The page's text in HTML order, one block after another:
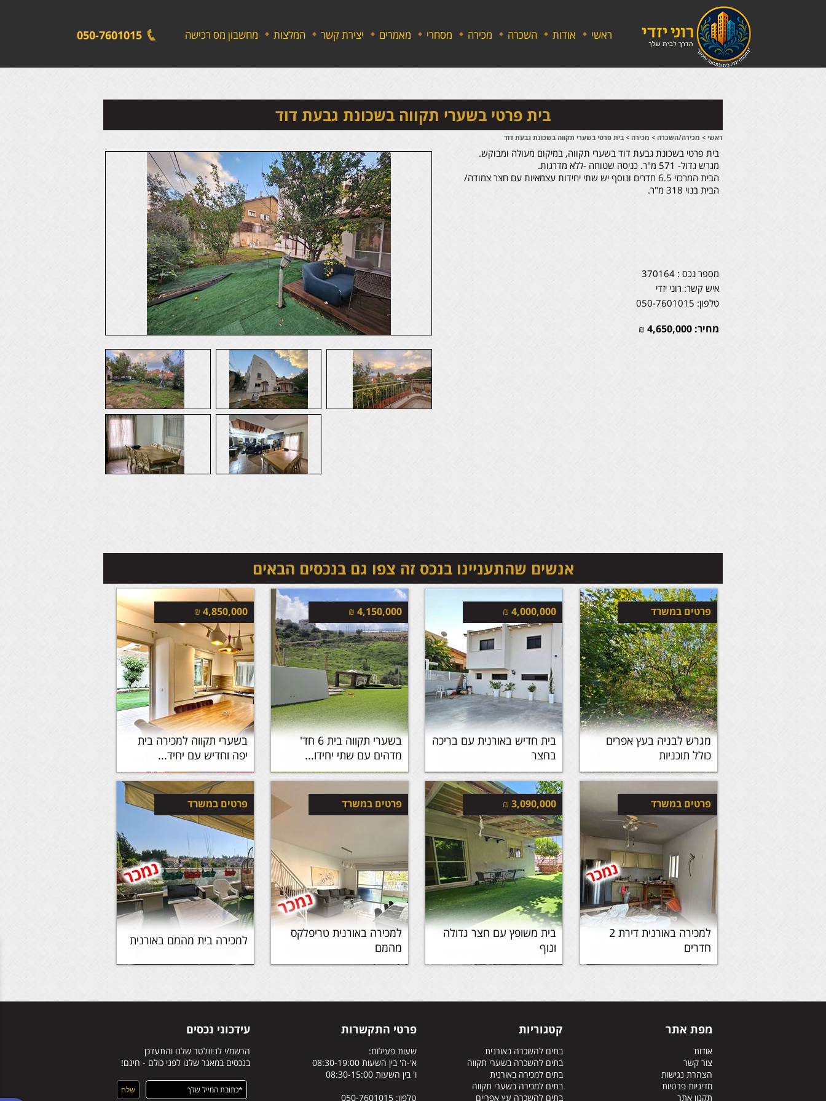
ראשי אודות השכרה מכירה מסחרי מאמרים יצירת קשר המלצות מחשבון מס רכישה 050-7601015
בית פרטי בשערי תקווה בשכונת גבעת דוד
ראשי > מכירה/השכרה > מכירה > בית פרטי בשערי תקווה בשכונת גבעת דוד
בית פרטי בשכונת גבעת דוד בשערי תקווה, במיקום מעולה ומבוקש.
מגרש גדול- 571 מ"ר. כניסה שטוחה -ללא מדרגות.
הבית המרכזי 6.5 חדרים ונוסף יש שתי יחידות עצמאיות עם חצר צמודה/
הבית בנוי 318 מ"ר.
מספר נכס : 370164
איש קשר: רוני יזדי
טלפון: 050-7601015
מחיר: 4,650,000
₪
אנשים שהתעניינו בנכס זה צפו גם בנכסים הבאים
פרטים במשרד
מגרש לבניה בעץ אפרים
כולל תוכניות
4,000,000
₪
בית חדיש באורנית עם בריכה
בחצר
4,150,000
₪
בשערי תקווה בית 6 חד'
מדהים עם שתי יחידו...
4,850,000
₪
בשערי תקווה למכירה בית
יפה וחדיש עם יחיד...
פרטים במשרד
למכירה באורנית דירת 2
חדרים
3,090,000
₪
בית משופץ עם חצר גדולה
ונוף
פרטים במשרד
למכירה באורנית טריפלקס
מהמם
פרטים במשרד
למכירה בית מהמם באורנית
מפת אתר קטגוריות פרטי התקשרות עידכוני נכסים
אודות
צור קשר
הצהרת נגישות
מדיניות פרטיות
תקנון אתר
בתים להשכרה באורנית
בתים להשכרה בשערי תקווה
בתים למכירה באורנית
בתים למכירה בשערי תקווה
בתים להשכרה עץ אפריים
שעות פעילות:
א'-ה' בין השעות 08:30-19:00
ו' בין השעות 08:30-15:00
טלפון: 050-7601015
הרשמ/י לניוזלטר שלנו והתעדכן
בנכסים במאגר שלנו לפני כולם - חינם!